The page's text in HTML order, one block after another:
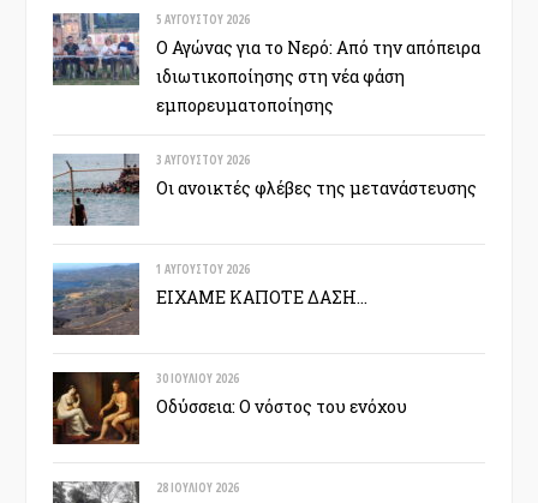
5 ΑΥΓΟΎΣΤΟΥ 2026
Ο Αγώνας για το Νερό: Από την απόπειρα
ιδιωτικοποίησης στη νέα φάση
εμπορευματοποίησης
3 ΑΥΓΟΎΣΤΟΥ 2026
Οι ανοικτές φλέβες της μετανάστευσης
1 ΑΥΓΟΎΣΤΟΥ 2026
ΕΙΧΑΜΕ ΚΑΠΟΤΕ ΔΑΣΗ…
30 ΙΟΥΛΊΟΥ 2026
Οδύσσεια: Ο νόστος του ενόχου
28 ΙΟΥΛΊΟΥ 2026